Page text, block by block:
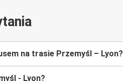
na trasie Przemyśl – Lyon?
- Lyon?